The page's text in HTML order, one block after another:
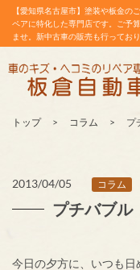
【愛知県名古屋市】塗装や板金の
ペアに特化した専門店です。ご予
ませ。新中古車の販売も行ってお
トップ コラム プ
2013/04/05 コラム
プチバブル
今日の夕方に、いつも日